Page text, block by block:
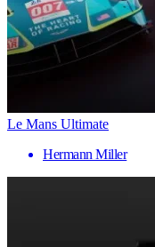
Le Mans Ultimate
Hermann Miller